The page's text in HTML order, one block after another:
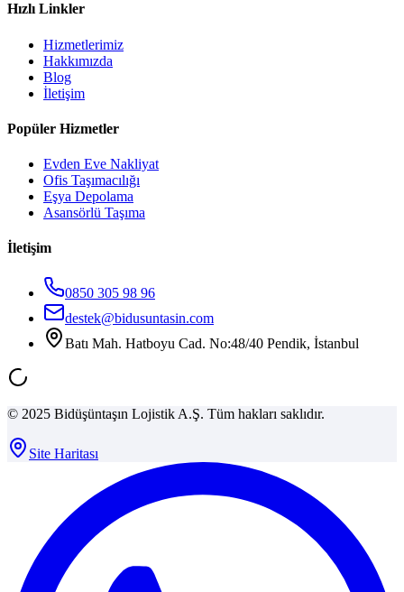
Hızlı Linkler
Hizmetlerimiz
Hakkımızda
Blog
İletişim
Popüler Hizmetler
Evden Eve Nakliyat
Ofis Taşımacılığı
Eşya Depolama
Asansörlü Taşıma
İletişim
0850 305 98 96
destek@bidusuntasin.com
Batı Mah. Hatboyu Cad. No:48/40 Pendik, İstanbul
© 2025 Bidüşüntaşın Lojistik A.Ş. Tüm hakları saklıdır.
Site Haritası